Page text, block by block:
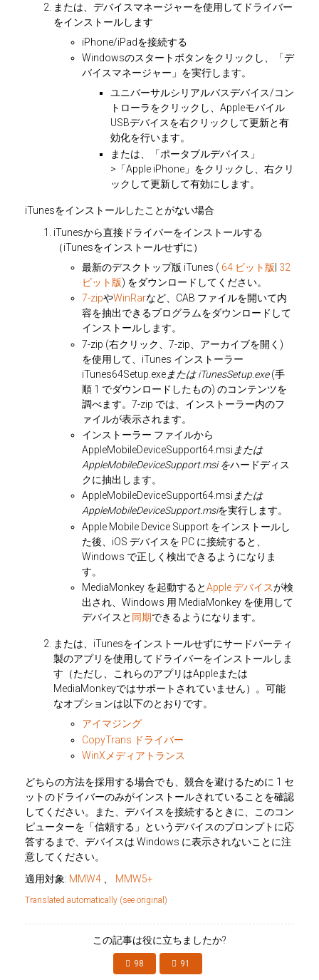
または、デバイスマネージャーを使用してドライバー
をインストールします
iPhone/iPadを接続する
Windowsのスタートボタンをクリックし、「デ
バイスマネージャー」を実行します。
ユニバーサルシリアルバスデバイス/コン
トローラをクリックし、Appleモバイル
USBデバイスを右クリックして更新と有
効化を行います。
または、「ポータブルデバイス」
>「Apple iPhone」をクリックし、右クリ
ックして更新して有効にします。
iTunesをインストールしたことがない場合
iTunesから直接ドライバーをインストールする
（iTunesをインストールせずに）
最新のデスクトップ版 iTunes ( 64 ビット版 32
ビット版) をダウンロードしてください。
7-zipやWinRarなど、CAB ファイルを開いて内
容を抽出できるプログラムをダウンロードして
インストールします。
7-zip (右クリック、7-zip、アーカイブを開く)
を使用して、iTunes インストーラー
iTunes64Setup.exeまたは iTunesSetup.exe(手
順 1 でダウンロードしたもの) のコンテンツを
調べます。7-zip では、インストーラー内のフ
ァイルが表示されます。
インストーラー ファイルから
AppleMobileDeviceSupport64.msi または
AppleMobileDeviceSupport.msi をハードディス
クに抽出します。
AppleMobileDeviceSupport64.msiまたは
AppleMobileDeviceSupport.msiを実行します。
Apple Mobile Device Support をインストールし
た後、iOS デバイスを PC に接続すると、
Windows で正しく検出できるようになりま
す。
MediaMonkey を起動するとApple デバイスが検
出され、Windows 用 MediaMonkey を使用して
デバイスと 同期できるようになります。
または、iTunesをインストールせずにサードパーティ
製のアプリを使用してドライバーをインストールしま
す（ただし、これらのアプリはAppleまたは
MediaMonkeyではサポートされていません）。可能
なオプションは以下のとおりです。
アイマジング
CopyTrans ドライバー
WinXメディアトランス
どちらの方法を採用する場合でも、競合を避けるために 1 セ
ットのドライバーのみがインストールされていることを確認
してください。また、デバイスを接続するときに
、このコン
ピューターを「信頼する」というデバイスのプロンプトに応
答する まで、デバイスは Windows に表示されないことに注
意してください。
適用対象: MMW4 MMW5+
Translated automatically (see original)
この記事は役に立ちましたか?
98 91